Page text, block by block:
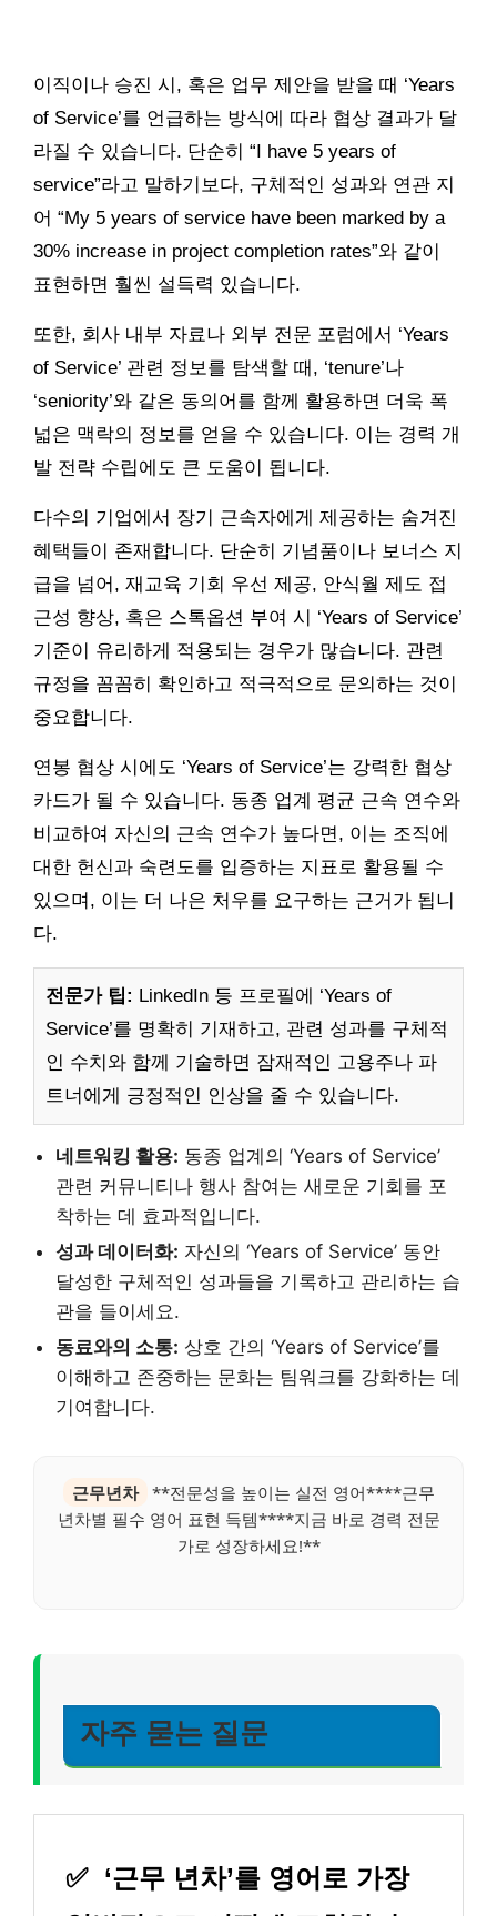
이직이나 승진 시, 혹은 업무 제안을 받을 때 ‘Years
of Service’를 언급하는 방식에 따라 협상 결과가 달
라질 수 있습니다. 단순히 “I have 5 years of
service”라고 말하기보다, 구체적인 성과와 연관 지
어 “My 5 years of service have been marked by a
30% increase in project completion rates”와 같이
표현하면 훨씬 설득력 있습니다.
또한, 회사 내부 자료나 외부 전문 포럼에서 ‘Years
of Service’ 관련 정보를 탐색할 때, ‘tenure’나
‘seniority’와 같은 동의어를 함께 활용하면 더욱 폭
넓은 맥락의 정보를 얻을 수 있습니다. 이는 경력 개
발 전략 수립에도 큰 도움이 됩니다.
다수의 기업에서 장기 근속자에게 제공하는 숨겨진
혜택들이 존재합니다. 단순히 기념품이나 보너스 지
급을 넘어, 재교육 기회 우선 제공, 안식월 제도 접
근성 향상, 혹은 스톡옵션 부여 시 ‘Years of Service’
기준이 유리하게 적용되는 경우가 많습니다. 관련
규정을 꼼꼼히 확인하고 적극적으로 문의하는 것이
중요합니다.
연봉 협상 시에도 ‘Years of Service’는 강력한 협상
카드가 될 수 있습니다. 동종 업계 평균 근속 연수와
비교하여 자신의 근속 연수가 높다면, 이는 조직에
대한 헌신과 숙련도를 입증하는 지표로 활용될 수
있으며, 이는 더 나은 처우를 요구하는 근거가 됩니
다.
전문가 팁: LinkedIn 등 프로필에 ‘Years of
Service’를 명확히 기재하고, 관련 성과를 구체적
인 수치와 함께 기술하면 잠재적인 고용주나 파
트너에게 긍정적인 인상을 줄 수 있습니다.
네트워킹 활용: 동종 업계의 ‘Years of Service’
관련 커뮤니티나 행사 참여는 새로운 기회를 포
착하는 데 효과적입니다.
성과 데이터화: 자신의 ‘Years of Service’ 동안
달성한 구체적인 성과들을 기록하고 관리하는 습
관을 들이세요.
동료와의 소통: 상호 간의 ‘Years of Service’를
이해하고 존중하는 문화는 팀워크를 강화하는 데
기여합니다.
근무년차
**전문성을 높이는 실전 영어****근무
년차별 필수 영어 표현 득템****지금 바로 경력 전문
가로 성장하세요!**
자주 묻는 질문
✅ ‘근무 년차’를 영어로 가장